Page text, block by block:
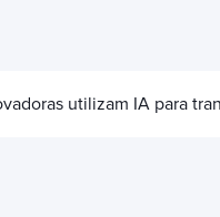
utilizam IA para